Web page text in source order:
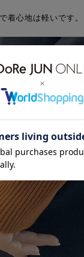
着心地は軽いです。